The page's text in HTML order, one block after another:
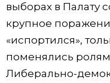
выборах в Палату
крупное
«испортился»,
поменялись
Либерально-